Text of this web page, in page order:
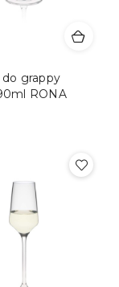
do grappy
RONA